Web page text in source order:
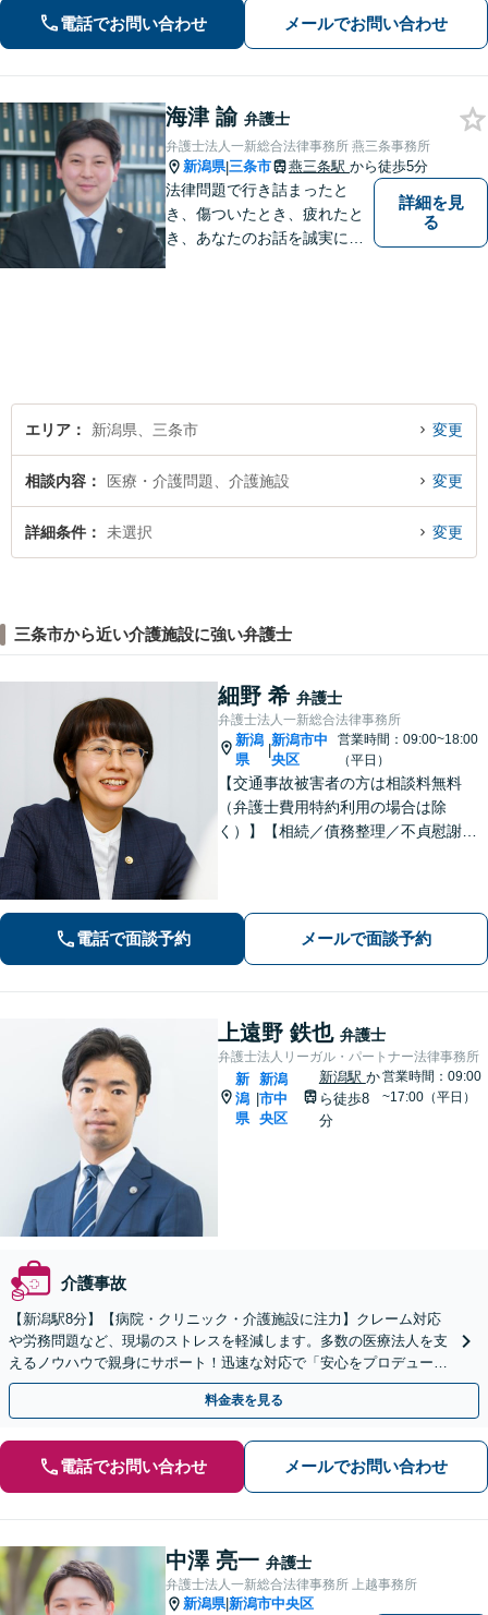
まずはお気軽にご相談ください【休
日・夜間相談可】
電話でお問い合わせ メールでお問い合わせ
海津 諭 弁護士
弁護士法人一新総合法律事務所 燕三条事務所
新潟県|三条市 燕三条駅 から徒歩5分
法律問題で行き詰まったと
き、傷ついたとき、疲れたと
き、あなたのお話を誠実にお
詳細を見
る
エリア 新潟県、三条市 変更
相談内容 医療・介護問題、介護施設 変更
詳細条件 未選択 変更
三条市から近い介護施設に強い弁護士
細野 希 弁護士
弁護士法人一新総合法律事務所
新潟
県
|
新潟市中
央区
営業時間：09:00~18:00
（平日）
【交通事故被害者の方は相談料無料
（弁護士費用特約利用の場合は除
く）】【相続／債務整理／不貞慰謝料
き、気持ちに寄り添いながら法的サポ
ートをいたします。
電話で面談予約 メールで面談予約
上遠野 鉄也 弁護士
弁護士法人リーガル・パートナー法律事務所
新
潟
県
|
新潟
市中
央区
新潟駅 か
ら徒歩8
分
営業時間：09:00
~17:00（平日）
介護事故
【新潟駅8分】【病院・クリニック・介護施設に注力】クレーム対応
や労務問題など、現場のストレスを軽減します。多数の医療法人を支
えるノウハウで親身にサポート！迅速な対応で「安心をプロデュー
ス」するパートナーとして活躍します！【顧問先80社以上】
料金表を見る
電話でお問い合わせ メールでお問い合わせ
中澤 亮一 弁護士
弁護士法人一新総合法律事務所 上越事務所
新潟県|新潟市中央区